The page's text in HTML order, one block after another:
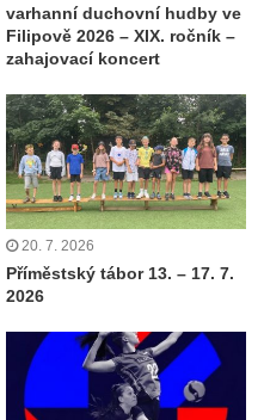
varhanní duchovní hudby ve
Filipově 2026 – XIX. ročník –
zahajovací koncert
20. 7. 2026
Příměstský tábor 13. – 17. 7.
2026